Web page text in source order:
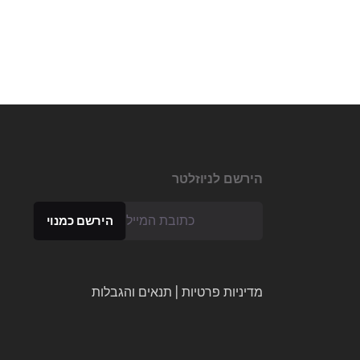
הירשם לניוזלטר
מדיניות פרטיות תנאים והגבלות